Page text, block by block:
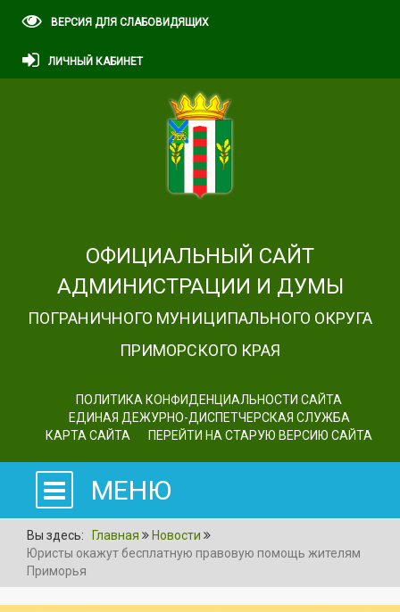
ВЕРСИЯ ДЛЯ СЛАБОВИДЯЩИХ
ЛИЧНЫЙ КАБИНЕТ
ОФИЦИАЛЬНЫЙ САЙТ
АДМИНИСТРАЦИИ И ДУМЫ
ПОГРАНИЧНОГО МУНИЦИПАЛЬНОГО ОКРУГА
ПРИМОРСКОГО КРАЯ
ПОЛИТИКА КОНФИДЕНЦИАЛЬНОСТИ САЙТА
ЕДИНАЯ ДЕЖУРНО-ДИСПЕТЧЕРСКАЯ СЛУЖБА
КАРТА САЙТА
ПЕРЕЙТИ НА СТАРУЮ ВЕРСИЮ САЙТА
МЕНЮ
Вы здесь: Главная
Новости
Юристы окажут бесплатную правовую помощь жителям
Приморья